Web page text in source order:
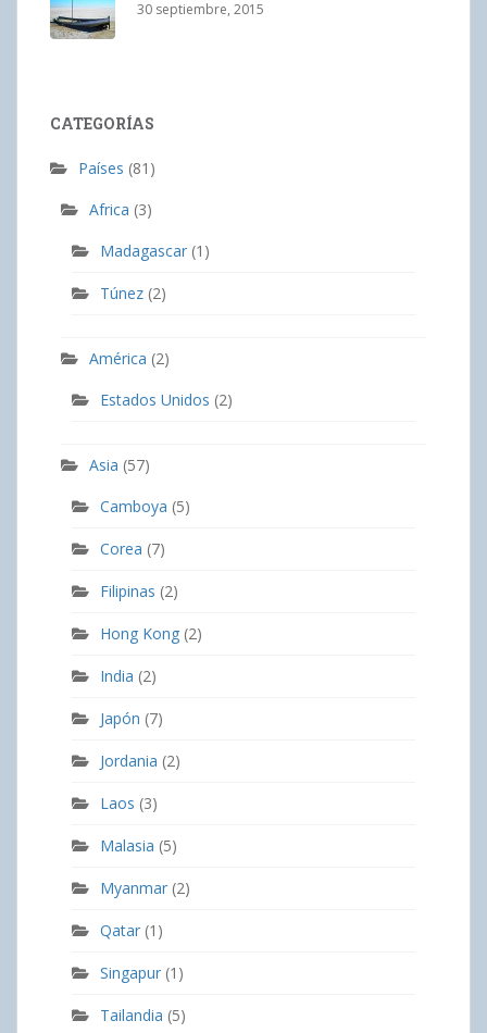
30 septiembre, 2015
CATEGORÍAS
Países (81)
Africa (3)
Madagascar (1)
Túnez (2)
América (2)
Estados Unidos (2)
Asia (57)
Camboya (5)
Corea (7)
Filipinas (2)
Hong Kong (2)
India (2)
Japón (7)
Jordania (2)
Laos (3)
Malasia (5)
Myanmar (2)
Qatar (1)
Singapur (1)
Tailandia (5)